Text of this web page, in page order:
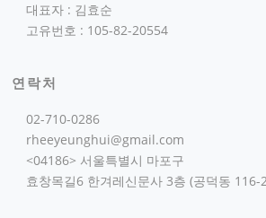
대표자 : 김효순
고유번호 : 105-82-20554
연락처
02-710-0286
rheeyeunghui@gmail.com
<04186> 서울특별시 마포구
효창목길6 한겨레신문사 3층 (공덕동 116-